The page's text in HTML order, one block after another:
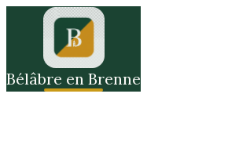
Bélâbre en Brenne